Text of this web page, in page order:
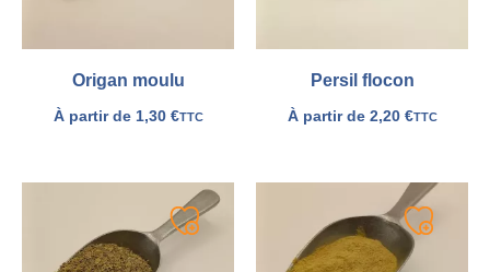
Origan moulu
À partir de 1,30 €TTC
Persil flocon
À partir de 2,20 €TTC
Ajouter
Ajouter